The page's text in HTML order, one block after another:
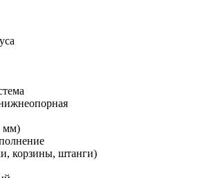
мм)
корзины, штанги)